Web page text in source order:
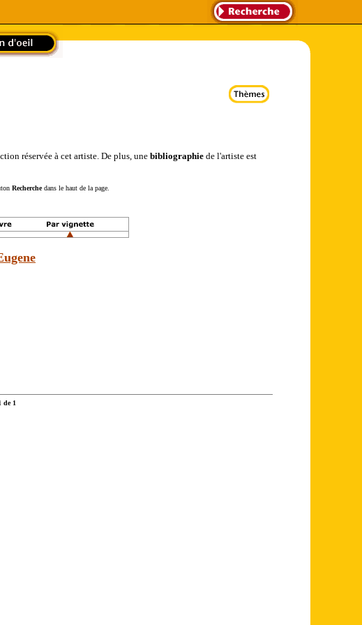
réservée à cet artiste. De plus, une bibliographiede l'artiste est
Recherchedans le haut de la page.
de 1